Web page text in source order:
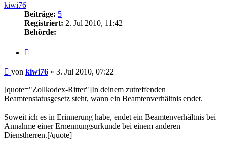
kiwi76
Beiträge: 5
Registriert: 2. Jul 2010, 11:42
Behörde:
Beitrag
von kiwi76 » 3. Jul 2010, 07:22
[quote="Zollkodex-Ritter"]In deinem zutreffenden
Beamtenstatusgesetz steht, wann ein Beamtenverhältnis endet.
Soweit ich es in Erinnerung habe, endet ein Beamtenverhältnis bei
Annahme einer Ernennungsurkunde bei einem anderen
Dienstherren.[/quote]